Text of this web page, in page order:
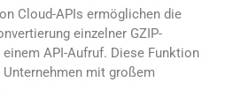
Cloud-APIs ermöglichen die
einzelner GZIP-
API-Aufruf. Diese Funktion
mit großem